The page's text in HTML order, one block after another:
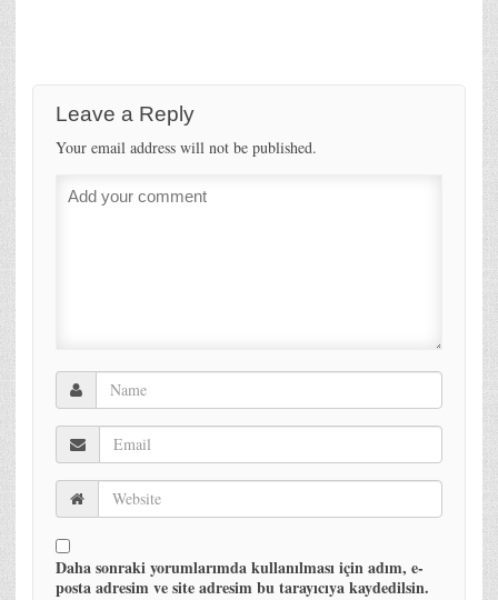
Leave a Reply
Your email address will not be published.
Daha sonraki yorumlarımda kullanılması için adım, e-
posta adresim ve site adresim bu tarayıcıya kaydedilsin.